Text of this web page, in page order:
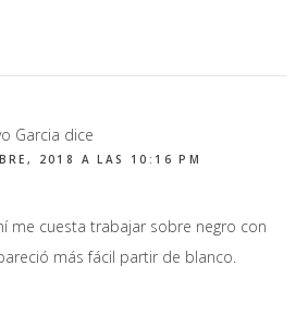
Garcia dice
2018 A LAS 10:16 PM
me cuesta trabajar sobre negro con
más fácil partir de blanco.